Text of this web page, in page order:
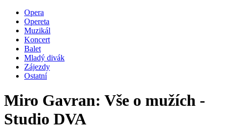
Opera
Opereta
Muzikál
Koncert
Balet
Mladý divák
Zájezdy
Ostatní
Miro Gavran: Vše o mužích -
Studio DVA